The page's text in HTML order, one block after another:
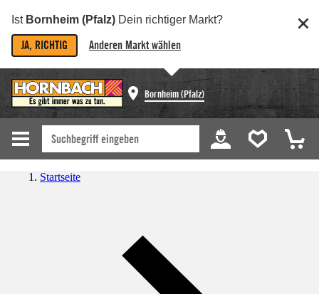
Ist Bornheim (Pfalz) Dein richtiger Markt?
JA, RICHTIG Anderen Markt wählen
Bornheim (Pfalz)
Startseite